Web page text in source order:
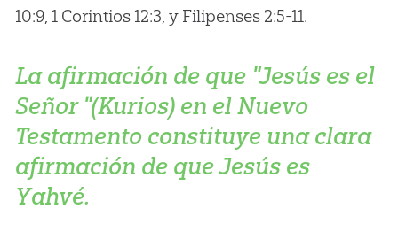
10:9, 1 Corintios 12:3, y Filipenses 2:5-11.
La afirmación de que "Jesús es el
Señor "(Kurios) en el Nuevo
Testamento constituye una clara
afirmación de que Jesús es
Yahvé.